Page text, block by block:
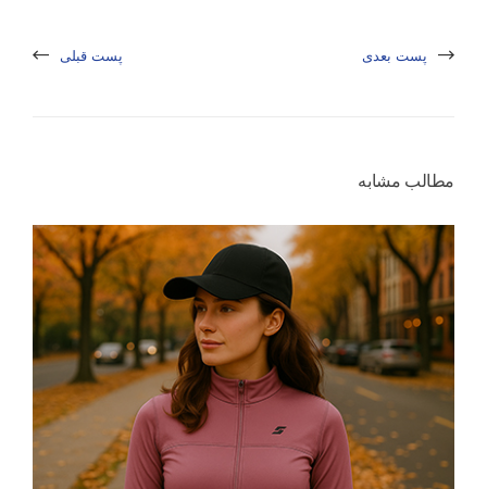
پست قبلی پست بعدی
مطالب مشابه